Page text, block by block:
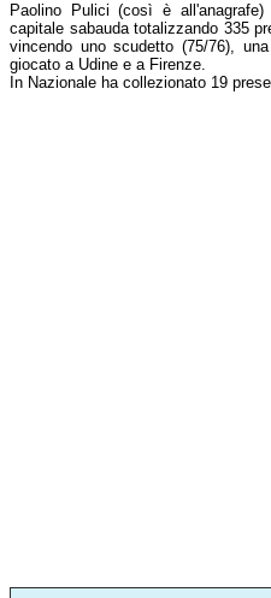
Paolino Pulici (così è
capitale sabauda totalizzando 335
vincendo uno scudetto (75/76),
giocato a Udine e a Firenze.
In Nazionale ha collezionato 19